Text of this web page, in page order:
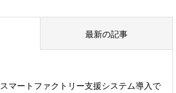
最新の記事
スマートファクトリー支援システム導入で